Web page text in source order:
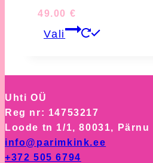
product
49.00 €
Vali
may
be
Uhti OÜ
Reg nr: 14753217
Loode tn 1/1, 80031, Pärnu
info@parimkink.ee
+372 505 6794